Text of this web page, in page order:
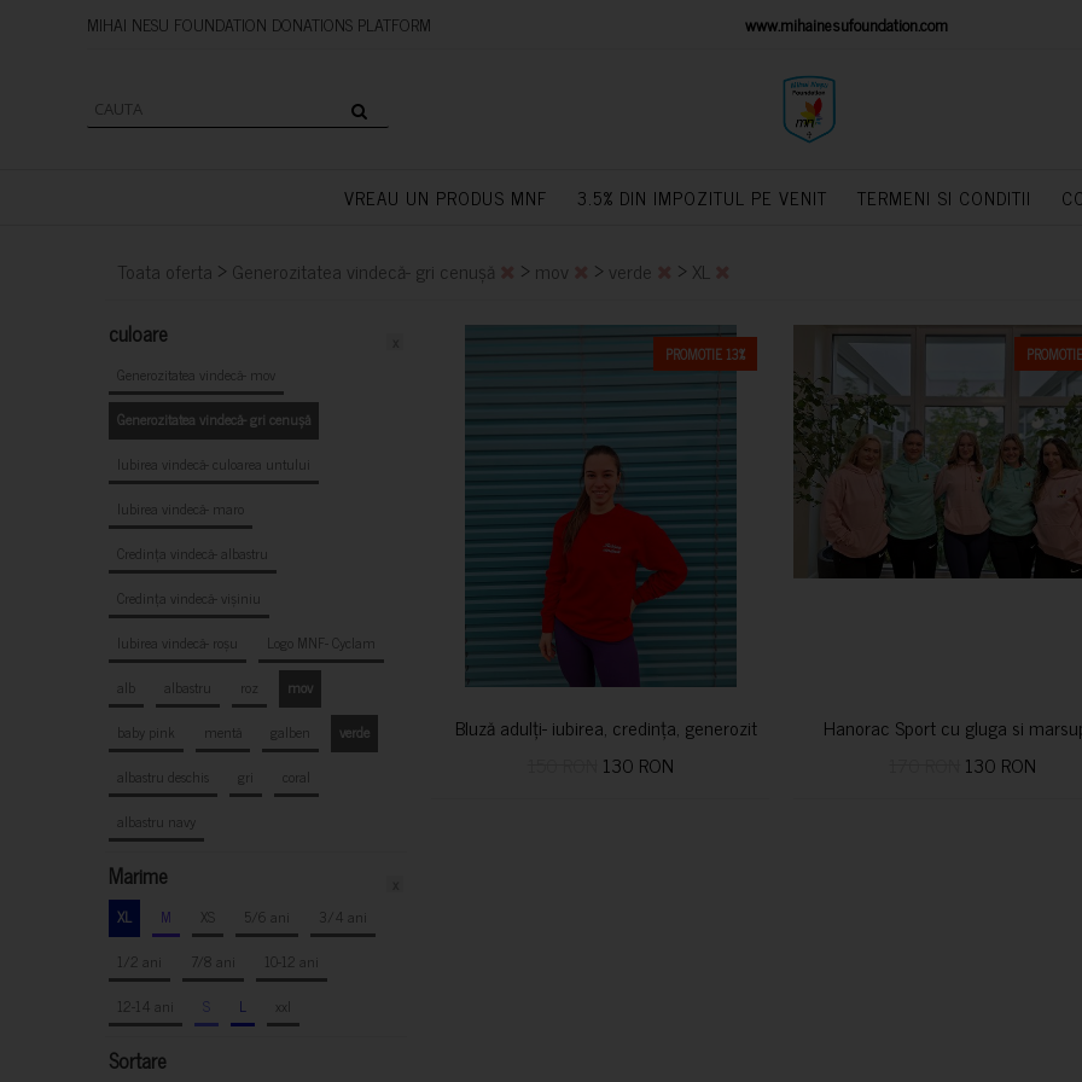
MIHAI NESU FOUNDATION DONATIONS PLATFORM www.mihainesufoundation.com
VREAU UN PRODUS MNF 3.5% DIN IMPOZITUL PE VENIT TERMENI SI CONDITII
Toata oferta > Generozitatea vindecă- gri cenușă > mov > verde > XL
culoare
Generozitatea vindecă- mov
Generozitatea vindecă- gri cenușă
Iubirea vindecă- culoarea untului
Iubirea vindecă- maro
Credința vindecă- albastru
Credința vindecă- vișiniu
Iubirea vindecă- roșu
Logo MNF- Cyclam
alb
albastru roz
mov
baby pink
mentă galben
verde
albastru deschis
gri
coral
albastru navy
Marime
XL M XS 5/6 ani
3/4 ani
1/2 ani
7/8 ani
10-12 ani
12-14 ani
S L xxl
Sortare
PROMOTIE 13%
Bluză adulți- iubirea, credința, generozitatea vindecă
130 RON
CUMPARA
Hanorac Sport cu gluga si
130 RON
CUMPARA